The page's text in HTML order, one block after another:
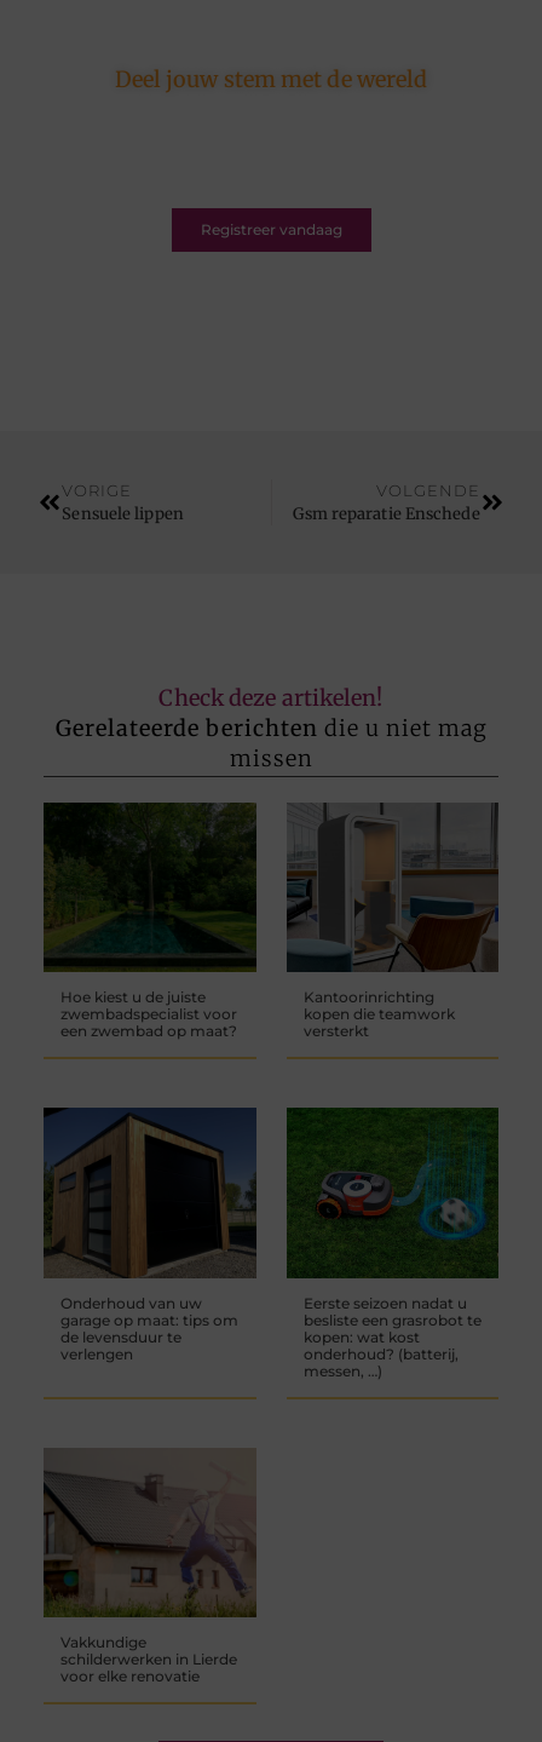
Deel jouw stem met de wereld
Registreer vandaag
VORIGE
Sensuele lippen
VOLGENDE
Gsm reparatie Enschede
Check deze artikelen!
Gerelateerde berichten die u niet mag
missen
Hoe kiest u de juiste
zwembadspecialist voor
een zwembad op maat?
Kantoorinrichting
kopen die teamwork
versterkt
Onderhoud van uw
garage op maat: tips om
de levensduur te
verlengen
Eerste seizoen nadat u
besliste een grasrobot te
kopen: wat kost
onderhoud? (batterij,
messen, …)
Vakkundige
schilderwerken in Lierde
voor elke renovatie